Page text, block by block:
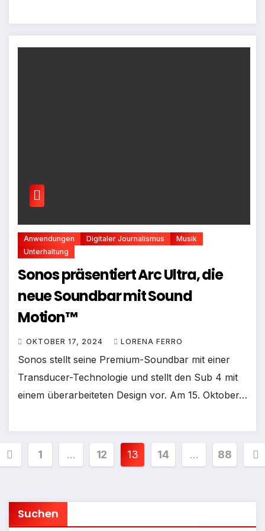
Anwendungen Digitaler Journalismus
Musik
Unterhaltung
Sonos präsentiert Arc Ultra, die
neue Soundbar mit Sound
Motion™
OKTOBER 17, 2024 LORENA FERRO
Sonos stellt seine Premium-Soundbar mit einer
Transducer-Technologie und stellt den Sub 4 mit
einem überarbeiteten Design vor. Am 15. Oktober…
1 … 12 13 14 … 88
Suchen